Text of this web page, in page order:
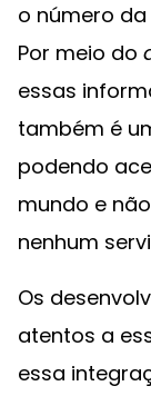
o número
Por meio do
essas
também é
podendo
mundo e
nenhum
Os
atentos a
essa